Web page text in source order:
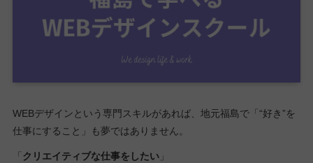
WEBデザインという専門スキルがあれば、地元福島で「“好き”を
仕事にすること」も夢ではありません。
「 クリエイティブな仕事をしたい」